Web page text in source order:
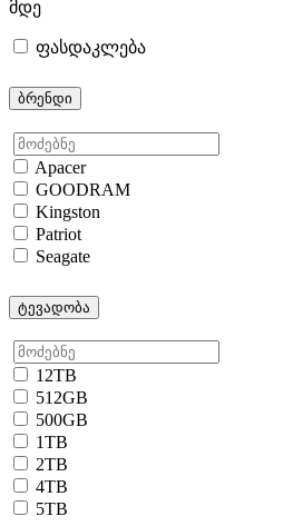
მდე
ფასდაკლება
ბრენდი
Apacer
GOODRAM
Kingston
Patriot
Seagate
ტევადობა
12TB
512GB
500GB
1TB
2TB
4TB
5TB